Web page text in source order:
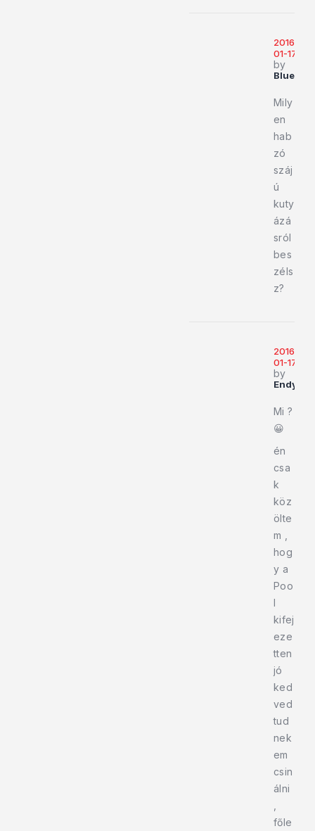
2016-
01-17
by
Mily
en
hab
zó
száj
ú
kuty
ázá
sról
bes
zéls
z?
2016-
01-17
by
Endy919
Mi ?
😀
én
csa
k
köz
ölte
m ,
hog
y a
Poo
l
kifej
eze
tten
jó
ked
ved
tud
nek
em
csin
álni
főle